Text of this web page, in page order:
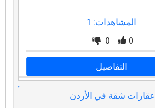
المشاهدات: 1
0
0
التفاصيل
عقارات شقة في الأردن